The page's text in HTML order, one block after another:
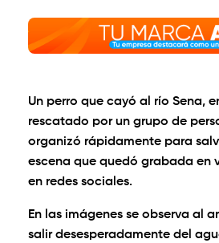
Un perro que cayó al río Sena,
rescatado por un grupo de
organizó rápidamente para
escena que quedó grabada en
en redes sociales.
En las imágenes se observa al
salir desesperadamente del